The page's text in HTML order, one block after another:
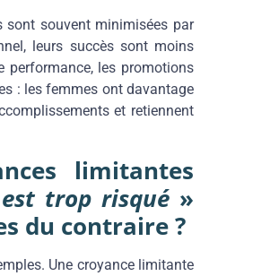
sont souvent minimisées par
leurs succès sont moins
performance, les promotions
: les femmes ont davantage
et retiennent
limitantes
trop risqué »
du contraire ?
Une croyance limitante